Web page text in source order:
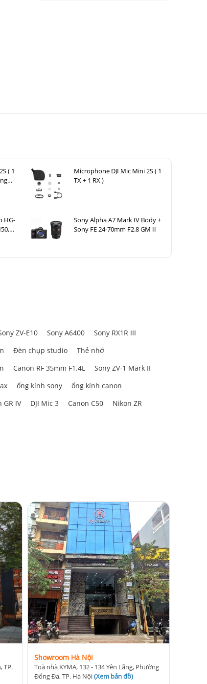
( 1
Microphone DJI Mic Mini 2S ( 1
TX + 1 RX )
HG-
Sony Alpha A7 Mark IV Body +
Sony FE 24-70mm F2.8 GM II
ZV-E10 Sony A6400
Sony RX1R III
Đèn chụp studio
Thẻ nhớ
Canon RF 35mm F1.4L
Sony ZV-1 Mark II
ống kính sony
ống kính canon
GR IV DJI Mic 3 Canon C50
Nikon ZR
TP.
Showroom Hà Nội
Toà nhà KYMA, 132 - 134 Yên Lãng, Phường
Đống Đa, TP. Hà Nội(Xem bản đồ)